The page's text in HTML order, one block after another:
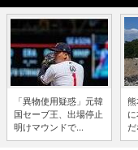
「異物使用疑惑」元韓
国セーブ王、出場停止
明けマウンドで...